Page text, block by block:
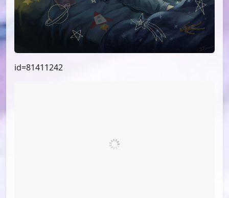
id=81411242